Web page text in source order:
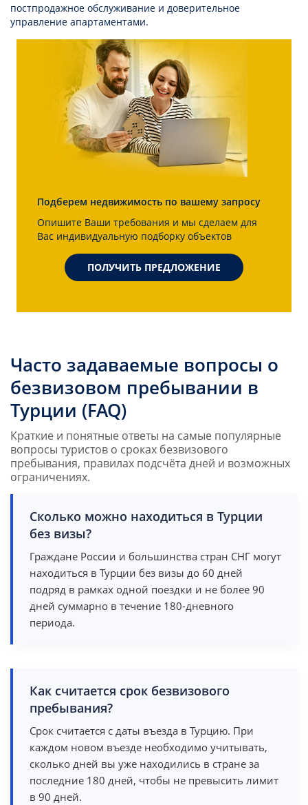
постпродажное обслуживание и доверительное
управление апартаментами.
Подберем недвижимость по вашему запросу
Опишите Ваши требования и мы сделаем для
Вас индивидуальную подборку объектов
ПОЛУЧИТЬ ПРЕДЛОЖЕНИЕ
Часто задаваемые вопросы о
безвизовом пребывании в
Турции (FAQ)
Краткие и понятные ответы на самые популярные
вопросы туристов о сроках безвизового
пребывания, правилах подсчёта дней и возможных
ограничениях.
Сколько можно находиться в Турции
без визы?
Граждане России и большинства стран СНГ могут
находиться в Турции без визы до 60 дней
подряд в рамках одной поездки и не более 90
дней суммарно в течение 180-дневного
периода.
Как считается срок безвизового
пребывания?
Срок считается с даты въезда в Турцию. При
каждом новом въезде необходимо учитывать,
сколько дней вы уже находились в стране за
последние 180 дней, чтобы не превысить лимит
в 90 дней.